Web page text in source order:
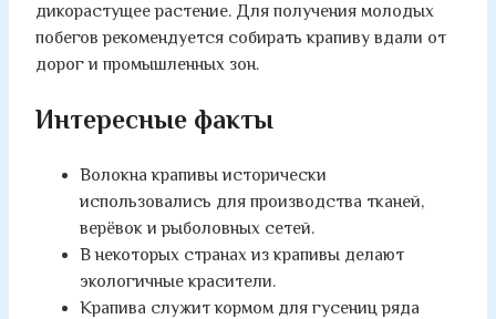
дикорастущее растение. Для получения молодых
побегов рекомендуется собирать крапиву вдали от
дорог и промышленных зон.
Интересные факты
Волокна крапивы исторически
использовались для производства тканей,
верёвок и рыболовных сетей.
В некоторых странах из крапивы делают
экологичные красители.
Крапива служит кормом для гусениц ряда